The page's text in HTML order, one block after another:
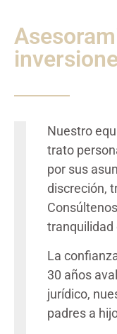
Nuestro
trato
por sus
discreción,
tranquilidad
La
30 años
jurídico,
padres a